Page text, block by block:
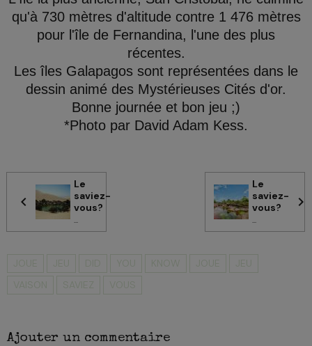
qu'à 730 mètres d'altitude contre 1 476 mètres
pour l'île de Fernandina, l'une des plus
récentes.
Les îles Galapagos sont représentées dans le
dessin animé des Mystérieuses Cités d'or.
Bonne journée et bon jeu ;)
*Photo par David Adam Kess.
Le
saviez-
vous?
...
Le
saviez-
vous?
...
Ajouter un commentaire